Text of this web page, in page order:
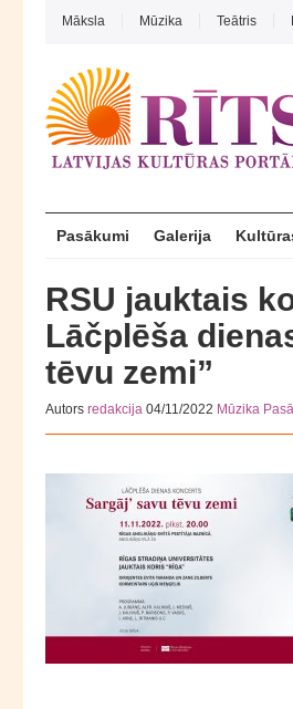
Māksla Mūzika Teātris
Pasākumi Galerija
RSU jauktais
Lāčplēša
tēvu zemi”
Autors redakcija 04/11/2022 Mūzika